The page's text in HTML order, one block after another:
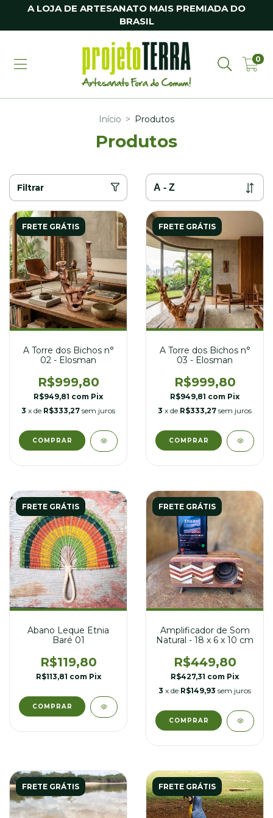
A LOJA DE ARTESANATO MAIS PREMIADA DO
BRASIL
0
Início > Produtos
Produtos
Filtrar
FRETE GRÁTIS
A Torre dos Bichos n°
02 - Elosman
R$999,80
R$949,81 com Pix
3 x de R$333,27 sem juros
FRETE GRÁTIS
A Torre dos Bichos n°
03 - Elosman
R$999,80
R$949,81 com Pix
3 x de R$333,27 sem juros
FRETE GRÁTIS
Abano Leque Etnia
Baré 01
R$119,80
R$113,81 com Pix
FRETE GRÁTIS
Amplificador de Som
Natural - 18 x 6 x 10 cm
R$449,80
R$427,31 com Pix
3 x de R$149,93 sem juros
FRETE GRÁTIS FRETE GRÁTIS